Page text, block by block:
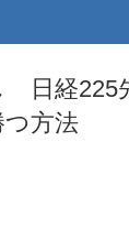
日経225
つ方法